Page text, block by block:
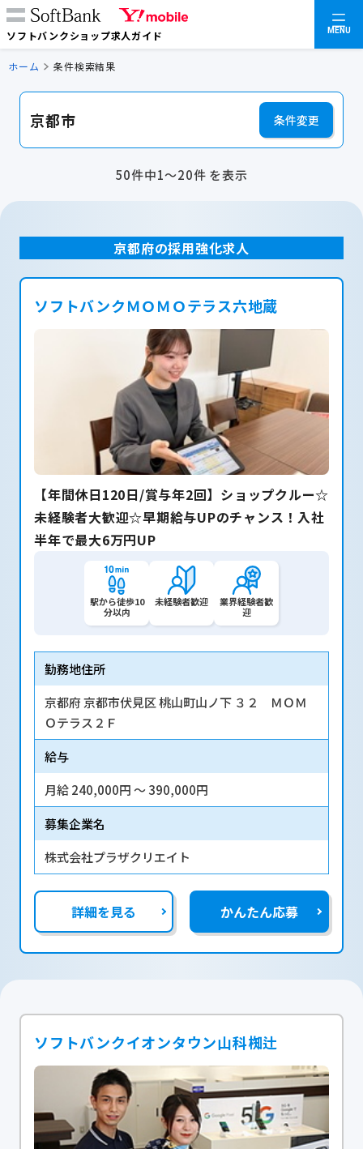
ソフトバンクショップ求人ガイド MENU
ホーム 条件検索結果
京都市 条件変更
50件中1～20件 を表示
京都府の採用強化求人
ソフトバンクＭＯＭＯテラス六地蔵
【年間休日120日/賞与年2回】ショップクルー☆
未経験者大歓迎☆早期給与UPのチャンス！入社
半年で最大6万円UP
駅から徒歩10
分以内
未経験者歓迎
業界経験者歓
迎
勤務地住所
京都府 京都市伏見区 桃山町山ノ下 ３２ ＭＯＭ
Ｏテラス２Ｆ
給与
月給 240,000円 〜 390,000円
募集企業名
株式会社プラザクリエイト
詳細を見る かんたん応募
ソフトバンクイオンタウン山科椥辻